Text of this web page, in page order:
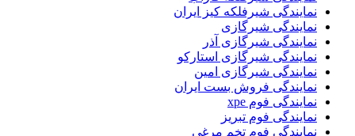
نمایندگی شیرفلکه کیز ایران
نمایندگی شیرگازی
نمایندگی شیرگازی آذر
نمایندگی شیرگازی استارکو
نمایندگی شیرگازی امین
نمایندگی فروش بست ایران
نمایندگی فوم xpe
نمایندگی فوم تبریز
نمایندگی فوم تخم مرغی